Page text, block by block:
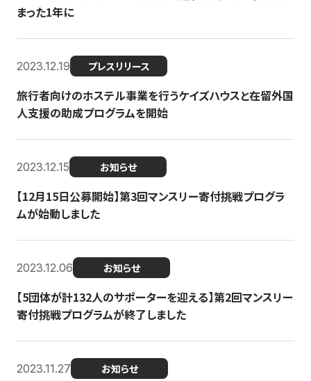
まった1年に
2023.12.19 プレスリリース
旅行者向けのホステル事業を行うケイズハウスと在留外国
人支援の助成プログラムを開始
2023.12.15 お知らせ
【12月15日公募開始】第3回マンスリー寄付挑戦プログラ
ムが始動しました
2023.12.06 お知らせ
【5団体が計132人のサポーターを迎える】第2回マンスリー
寄付挑戦プログラムが終了しました
2023.11.27 お知らせ